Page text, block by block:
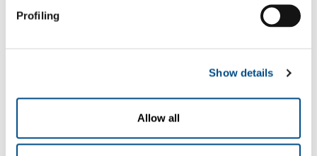
Profiling
Show details
Allow all
Produzioni aeronautiche